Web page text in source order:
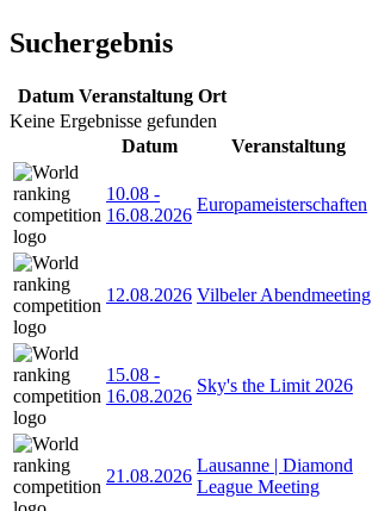
Suchergebnis
Datum Veranstaltung Ort
Keine Ergebnisse gefunden
Datum
Veranstaltung
10.08 -
16.08.2026
Europameisterschaften
12.08.2026 Vilbeler Abendmeeting
15.08 -
16.08.2026
Sky's the Limit 2026
21.08.2026
Lausanne | Diamond
League Meeting